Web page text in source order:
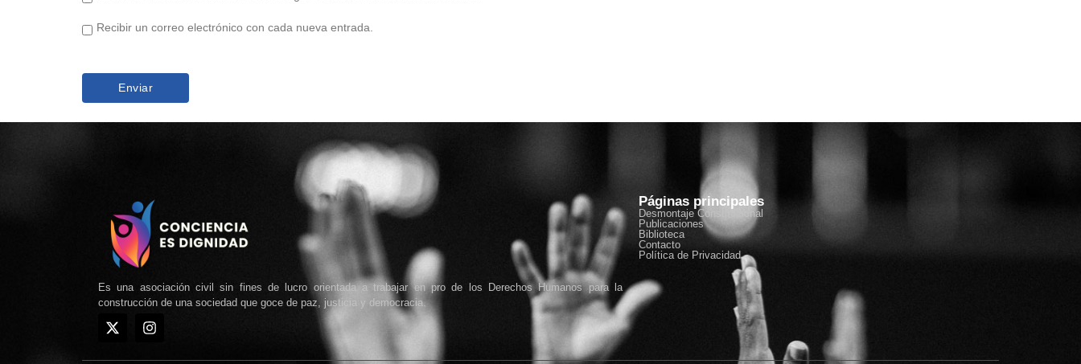
Recibir un correo electrónico con cada nueva entrada.
Es una asociación civil sin fines de lucro orientada a trabajar en pro de los Derechos Humanos para la
construcción de una sociedad que goce de paz, justicia y democracia.
Páginas principales
Desmontaje Constitucional
Publicaciones
Biblioteca
Contacto
Política de Privacidad